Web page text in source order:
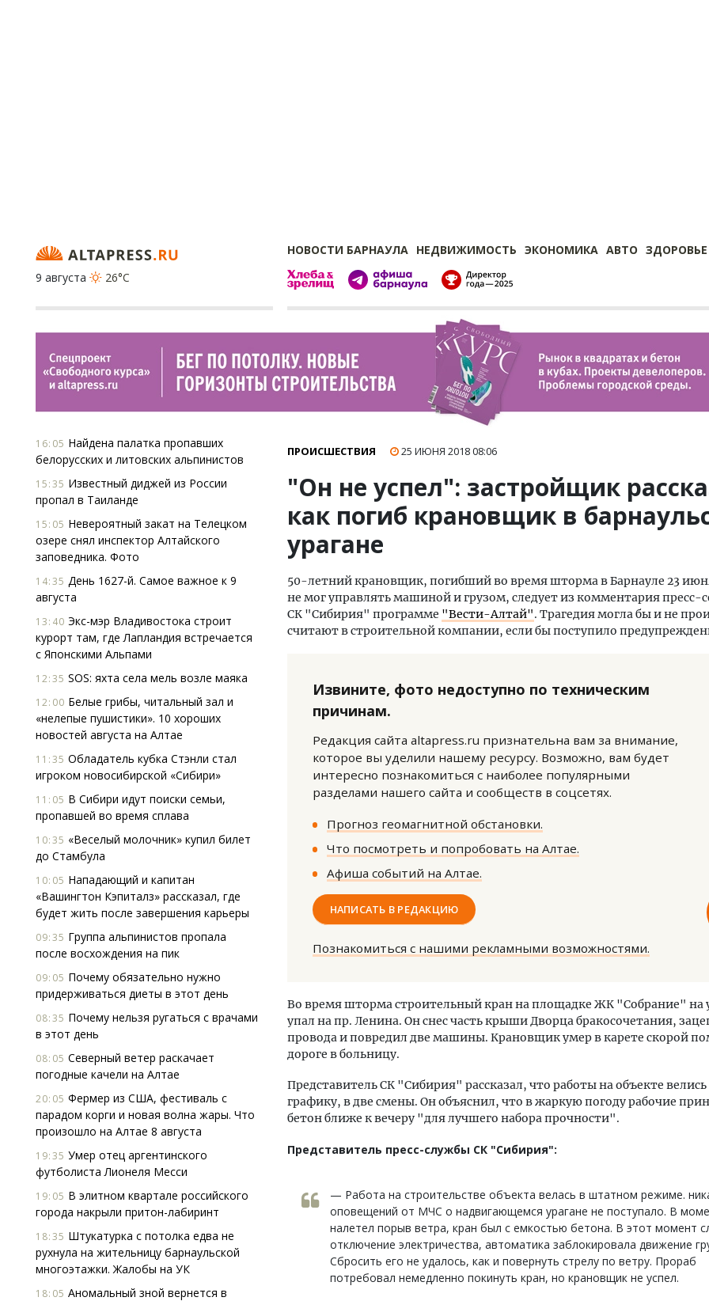
НОВОСТИ БАРНАУЛА НЕДВИЖИМОСТЬ ЭКОНОМИКА АВТО ЗДОРОВЬЕ
9 августа
26°C
16:05 Найдена палатка пропавших
белорусских и литовских альпинистов
15:35 Известный диджей из России
пропал в Таиланде
15:05 Невероятный закат на Телецком
озере снял инспектор Алтайского
заповедника. Фото
14:35 День 1627-й. Самое важное к 9
августа
13:40 Экс-мэр Владивостока строит
курорт там, где Лапландия встречается
с Японскими Альпами
12:35 SOS: яхта села мель возле маяка
12:00 Белые грибы, читальный зал и
«нелепые пушистики». 10 хороших
новостей августа на Алтае
11:35 Обладатель кубка Стэнли стал
игроком новосибирской «Сибири»
11:05 В Сибири идут поиски семьи,
пропавшей во время сплава
10:35 «Веселый молочник» купил билет
до Стамбула
10:05 Нападающий и капитан
«Вашингтон Кэпиталз» рассказал, где
будет жить после завершения карьеры
09:35 Группа альпинистов пропала
после восхождения на пик
09:05 Почему обязательно нужно
придерживаться диеты в этот день
08:35 Почему нельзя ругаться с врачами
в этот день
08:05 Северный ветер раскачает
погодные качели на Алтае
20:05 Фермер из США, фестиваль с
парадом корги и новая волна жары. Что
произошло на Алтае 8 августа
19:35 Умер отец аргентинского
футболиста Лионеля Месси
19:05 В элитном квартале российского
города накрыли притон-лабиринт
18:35 Штукатурка с потолка едва не
рухнула на жительницу барнаульской
многоэтажки. Жалобы на УК
18:05 Аномальный зной вернется в
ПРОИСШЕСТВИЯ 25 ИЮНЯ 201808:06
"Он не успел": застройщик
как погиб крановщик в
урагане
50-летний крановщик, погибший во время шторма в Барнауле 23
не мог управлять машиной и грузом, следует из комментария пресс-
СК "Сибирия" программе "Вести-Алтай". Трагедия могла бы и не
считают в строительной компании, если бы поступило
Извините, фото недоступно по техническим
причинам.
Редакция сайта altapress.ru признательна вам за внимание,
которое вы уделили нашему ресурсу. Возможно, вам будет
интересно познакомиться с наиболее популярными
разделами нашего сайта и сообществ в соцсетях.
Прогноз геомагнитной обстановки.
Что посмотреть и попробовать на Алтае.
Афиша событий на Алтае.
НАПИСАТЬ В РЕДАКЦИЮ
Познакомиться с нашими рекламными возможностями.
Во время шторма строительный кран на площадке ЖК "Собрание" на
упал на пр. Ленина. Он снес часть крыши Дворца бракосочетания,
провода и повредил две машины. Крановщик умер в карете скорой
дороге в больницу.
Представитель СК "Сибирия" рассказал, что работы на объекте велись
графику, в две смены. Он объяснил, что в жаркую погоду рабочие
бетон ближе к вечеру "для лучшего набора прочности".
Представитель пресс-службы СК "Сибирия":
— Работа на строительстве объекта велась в штатном режиме.
оповещений от МЧС о надвигающемся урагане не поступало. В
налетел порыв ветра, кран был с емкостью бетона. В этот момент
отключение электричества, автоматика заблокировала движение
Сбросить его не удалось, как и повернуть стрелу по ветру. Прораб
потребовал немедленно покинуть кран, но крановщик не успел.
Ищем новые берега. Гендиректор
«Жилищной инициативы» Юрий
Гатилов — о том, как девелоперу
оставаться на плаву, когда рынок
штормит
СТРОИТЕЛЬСТВО
Каким будет новый бутик-